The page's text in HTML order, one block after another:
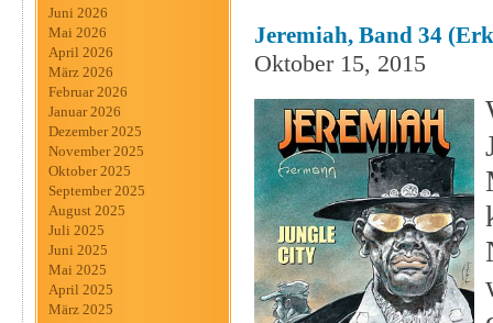
Juni 2026
Mai 2026
April 2026
März 2026
Februar 2026
Januar 2026
Dezember 2025
November 2025
Oktober 2025
September 2025
August 2025
Juli 2025
Juni 2025
Mai 2025
April 2025
März 2025
Jeremiah, Band 34
Oktober 15, 2015